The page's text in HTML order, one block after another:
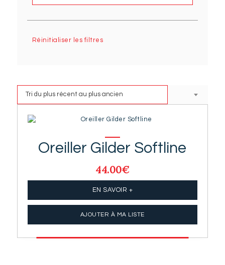
Oreiller Gilder Softline
44.00€
EN SAVOIR +
AJOUTER À MA LISTE
Réinitialiser les filtres